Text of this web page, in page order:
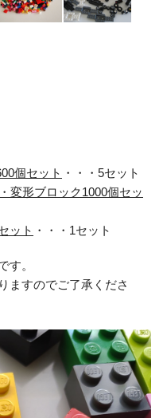
個セット ・・・5セット
変形ブロック1000個セッ
ット ・・・1セット
す。
ますのでご了承くださ